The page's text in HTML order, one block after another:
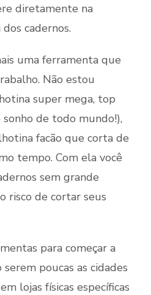
diretamente na
cadernos.
uma ferramenta que
Não estou
super mega, top
sonho de todo mundo!),
facão que corta de
tempo. Com ela você
sem grande
risco de cortar seus
para começar a
poucas as cidades
lojas físicas específicas